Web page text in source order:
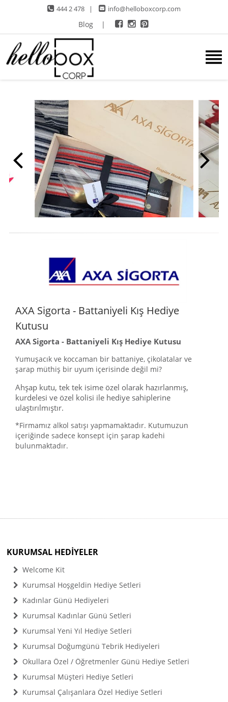
444 2 478 | info@helloboxcorp.com
Blog |
AXA Sigorta - Battaniyeli Kış Hediye
Kutusu
AXA Sigorta - Battaniyeli Kış Hediye Kutusu
Yumuşacık ve koccaman bir battaniye, çikolatalar ve
şarap müthiş bir uyum içerisinde değil mi?
Ahşap kutu, tek tek isime özel olarak hazırlanmış,
kurdelesi ve özel kolisi ile hediye sahiplerine
ulaştırılmıştır.
*Firmamız alkol satışı yapmamaktadır. Kutumuzun
içeriğinde sadece konsept için şarap kadehi
bulunmaktadır.
KURUMSAL HEDİYELER
Welcome Kit
Kurumsal Hoşgeldin Hediye Setleri
Kadınlar Günü Hediyeleri
Kurumsal Kadınlar Günü Setleri
Kurumsal Yeni Yıl Hediye Setleri
Kurumsal Doğumgünü Tebrik Hediyeleri
Okullara Özel / Öğretmenler Günü Hediye Setleri
Kurumsal Müşteri Hediye Setleri
Kurumsal Çalışanlara Özel Hediye Setleri